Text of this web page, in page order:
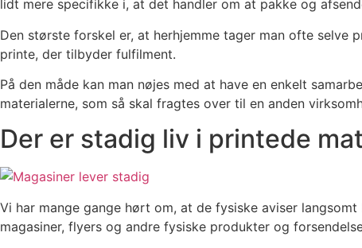
lidt mere specifikke i, at det handler om at pakke og
Den største forskel er, at herhjemme tager man ofte
printe, der tilbyder fulfilment.
På den måde kan man nøjes med at have en enkelt
materialerne, som så skal fragtes over til en anden
Der er stadig liv i printede
Vi har mange gange hørt om, at de fysiske aviser
magasiner, flyers og andre fysiske produkter og